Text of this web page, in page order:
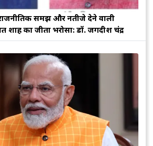
राजनीतिक समझ और नतीजे देने वाली
शाह का जीता भरोसा: डॉ. जगदीश चंद्र